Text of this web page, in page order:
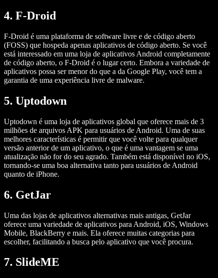
4. F-Droid
F-Droid é uma plataforma de software livre e de código aberto
(FOSS) que hospeda apenas aplicativos de código aberto. Se você
está interessado em uma loja de aplicativos Android completamente
de código aberto, o F-Droid é o lugar certo. Embora a variedade de
aplicativos possa ser menor do que a da Google Play, você tem a
garantia de uma experiência livre de malware.
5. Uptodown
Uptodown é uma loja de aplicativos global que oferece mais de 3
milhões de arquivos APK para usuários de Android. Uma de suas
melhores características é permitir que você volte para qualquer
versão anterior de um aplicativo, o que é uma vantagem se uma
atualização não for do seu agrado. Também está disponível no iOS,
tornando-se uma boa alternativa tanto para usuários de Android
quanto de iPhone.
6. GetJar
Uma das lojas de aplicativos alternativas mais antigas, GetJar
oferece uma variedade de aplicativos para Android, iOS, Windows
Mobile, BlackBerry e mais. Ela oferece muitas categorias para
escolher, facilitando a busca pelo aplicativo que você procura.
7. SlideME